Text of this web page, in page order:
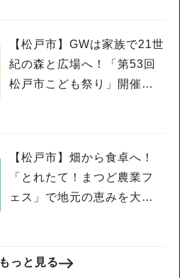
【松戸市】GWは家族で21世
紀の森と広場へ！「第53回
松戸市こども祭り」開催（5/
【松戸市】畑から食卓へ！
「とれたて！まつど農業フ
ェス」で地元の恵みを大満
もっと見る